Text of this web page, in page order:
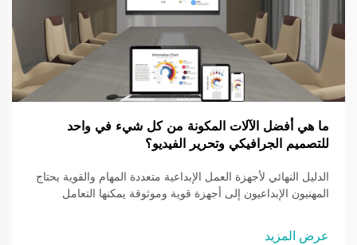
ما هي أفضل الآلات المكونة من كل شيء في واحد
للتصميم الجرافيكي وتحرير الفيديو؟
الدليل النهائي لأجهزة العمل الإبداعية متعددة المهام والقوية يحتاج
المهنيون الإبداعيون إلى أجهزة قوية وموثوقة يمكنها التعامل
متعددة الوظائف المخصصة لتصميم الجرافيك وتحرير الفيديو...
عرض المزيد